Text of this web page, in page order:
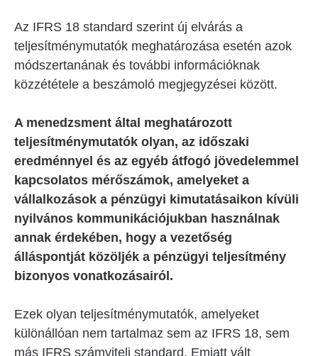
Az IFRS 18 standard szerint új elvárás a
teljesítménymutatók meghatározása esetén azok
módszertanának és további információknak
közzététele a beszámoló megjegyzései között.
A menedzsment által meghatározott
teljesítménymutatók olyan, az időszaki
eredménnyel és az egyéb átfogó jövedelemmel
kapcsolatos mérőszámok, amelyeket a
vállalkozások a pénzügyi kimutatásaikon kívüli
nyilvános kommunikációjukban használnak
annak érdekében, hogy a vezetőség
álláspontját közöljék a pénzügyi teljesítmény
bizonyos vonatkozásairól.
Ezek olyan teljesítménymutatók, amelyeket
különállóan nem tartalmaz sem az IFRS 18, sem
más IFRS számviteli standard. Emiatt vált